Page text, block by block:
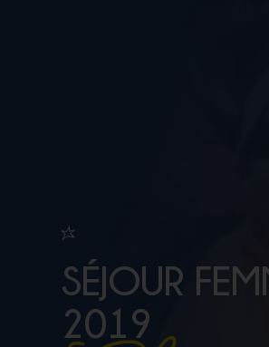
SÉJOUR
2019